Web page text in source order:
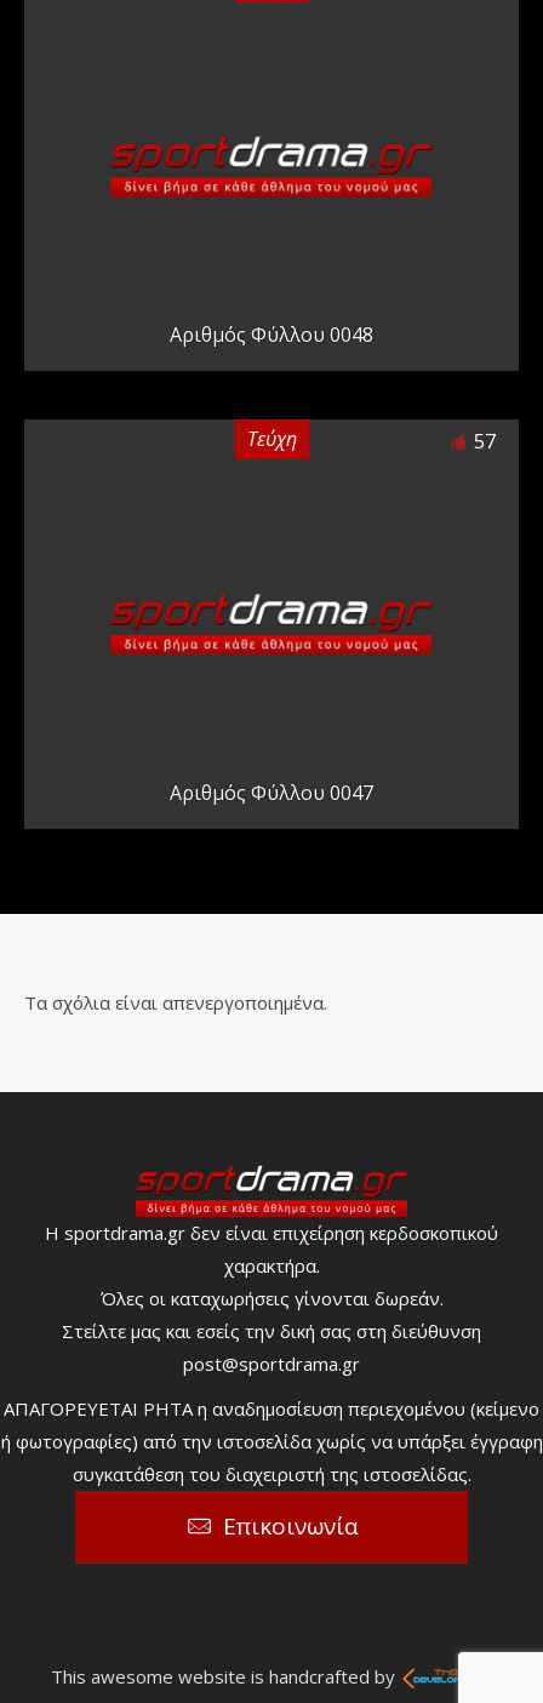
Αριθμός Φύλλου 0048
Τεύχη 57
Αριθμός Φύλλου 0047
Τα σχόλια είναι απενεργοποιημένα.
Η sportdrama.gr δεν είναι επιχείρηση κερδοσκοπικού
χαρακτήρα.
Όλες οι καταχωρήσεις γίνονται δωρεάν.
Στείλτε μας και εσείς την δική σας στη διεύθυνση
post@sportdrama.gr
ΑΠΑΓΟΡΕΥΕΤΑΙ ΡΗΤΑ η αναδημοσίευση περιεχομένου (κείμενο
ή φωτογραφίες) από την ιστοσελίδα χωρίς να υπάρξει έγγραφη
συγκατάθεση του διαχειριστή της ιστοσελίδας.
Επικοινωνία
This awesome website is handcrafted by